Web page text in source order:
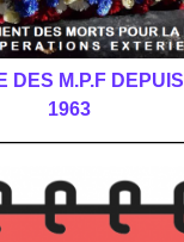
DES M.P.F DEPUIS
1963